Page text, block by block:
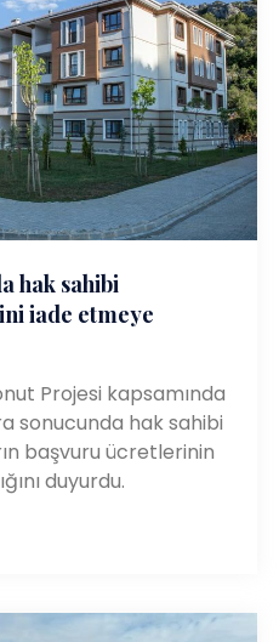
hak sahibi
iade etmeye
Projesi kapsamında
sonucunda hak sahibi
başvuru ücretlerinin
duyurdu.